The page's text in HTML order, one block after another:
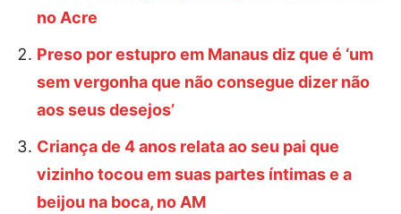
no Acre
Preso por estupro em Manaus diz que é ‘um
sem vergonha que não consegue dizer não
aos seus desejos’
Criança de 4 anos relata ao seu pai que
vizinho tocou em suas partes íntimas e a
beijou na boca, no AM